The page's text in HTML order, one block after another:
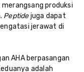
produksi
Peptidejuga dapat
jerawat di
AHA berpasangan
adalah